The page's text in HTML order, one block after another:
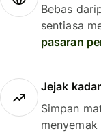
Bebas
sentiasa
pasaran
Jejak
Simpan